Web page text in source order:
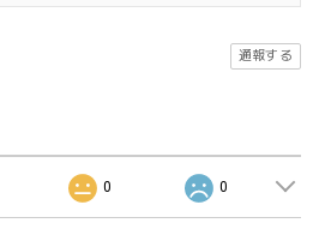
通報する
0 0